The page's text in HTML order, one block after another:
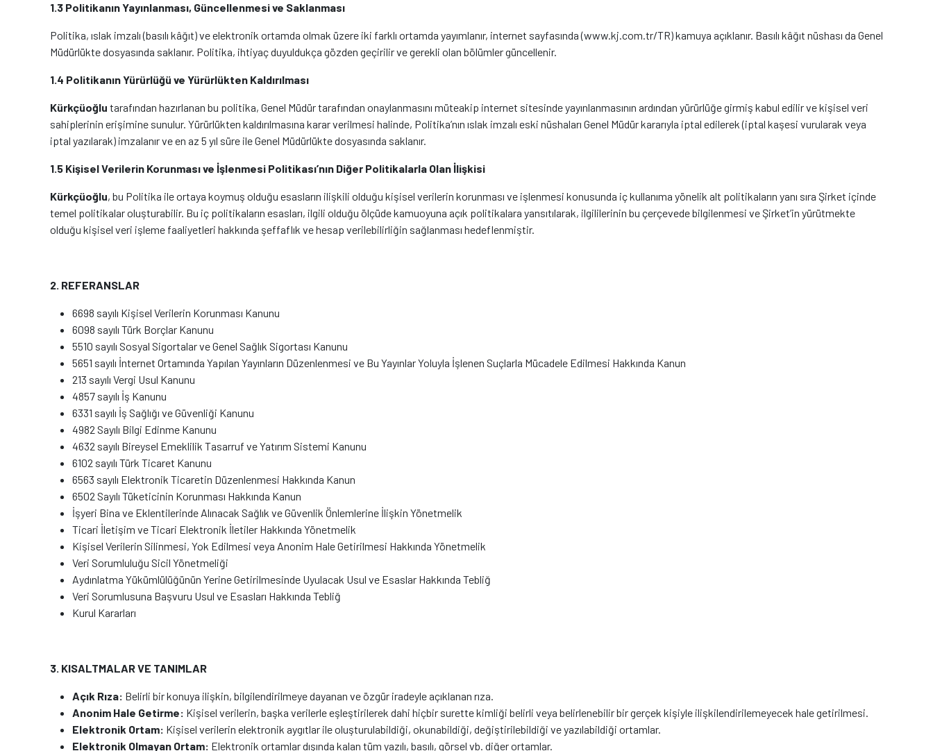
1.3 Politikanın Yayınlanması, Güncellenmesi ve Saklanması
Politika, ıslak imzalı (basılı kâğıt) ve elektronik ortamda olmak üzere iki farklı ortamda yayımlanır, internet sayfasında (www.kj.com.tr/TR) kamuya açıklanır. Basılı kâğıt nüshası da Genel
Müdürlükte dosyasında saklanır. Politika, ihtiyaç duyuldukça gözden geçirilir ve gerekli olan bölümler güncellenir.
1.4 Politikanın Yürürlüğü ve Yürürlükten Kaldırılması
Kürkçüoğlu tarafından hazırlanan bu politika, Genel Müdür tarafından onaylanmasını müteakip internet sitesinde yayınlanmasının ardından yürürlüğe girmiş kabul edilir ve kişisel veri
sahiplerinin erişimine sunulur. Yürürlükten kaldırılmasına karar verilmesi halinde, Politika’nın ıslak imzalı eski nüshaları Genel Müdür kararıyla iptal edilerek (iptal kaşesi vurularak veya
iptal yazılarak) imzalanır ve en az 5 yıl süre ile Genel Müdürlükte dosyasında saklanır.
1.5 Kişisel Verilerin Korunması ve İşlenmesi Politikası’nın Diğer Politikalarla Olan İlişkisi
Kürkçüoğlu, bu Politika ile ortaya koymuş olduğu esasların ilişkili olduğu kişisel verilerin korunması ve işlenmesi konusunda iç kullanıma yönelik alt politikaların yanı sıra Şirket içinde
temel politikalar oluşturabilir. Bu iç politikaların esasları, ilgili olduğu ölçüde kamuoyuna açık politikalara yansıtılarak, ilgililerinin bu çerçevede bilgilenmesi ve Şirket’in yürütmekte
olduğu kişisel veri işleme faaliyetleri hakkında şeffaflık ve hesap verilebilirliğin sağlanması hedeflenmiştir.
2. REFERANSLAR
6698 sayılı Kişisel Verilerin Korunması Kanunu
6098 sayılı Türk Borçlar Kanunu
5510 sayılı Sosyal Sigortalar ve Genel Sağlık Sigortası Kanunu
5651 sayılı İnternet Ortamında Yapılan Yayınların Düzenlenmesi ve Bu Yayınlar Yoluyla İşlenen Suçlarla Mücadele Edilmesi Hakkında Kanun
213 sayılı Vergi Usul Kanunu
4857 sayılı İş Kanunu
6331 sayılı İş Sağlığı ve Güvenliği Kanunu
4982 Sayılı Bilgi Edinme Kanunu
4632 sayılı Bireysel Emeklilik Tasarruf ve Yatırım Sistemi Kanunu
6102 sayılı Türk Ticaret Kanunu
6563 sayılı Elektronik Ticaretin Düzenlenmesi Hakkında Kanun
6502 Sayılı Tüketicinin Korunması Hakkında Kanun
İşyeri Bina ve Eklentilerinde Alınacak Sağlık ve Güvenlik Önlemlerine İlişkin Yönetmelik
Ticari İletişim ve Ticari Elektronik İletiler Hakkında Yönetmelik
Kişisel Verilerin Silinmesi, Yok Edilmesi veya Anonim Hale Getirilmesi Hakkında Yönetmelik
Veri Sorumluluğu Sicil Yönetmeliği
Aydınlatma Yükümlülüğünün Yerine Getirilmesinde Uyulacak Usul ve Esaslar Hakkında Tebliğ
Veri Sorumlusuna Başvuru Usul ve Esasları Hakkında Tebliğ
Kurul Kararları
3. KISALTMALAR VE TANIMLAR
Açık Rıza: Belirli bir konuya ilişkin, bilgilendirilmeye dayanan ve özgür iradeyle açıklanan rıza.
Anonim Hale Getirme: Kişisel verilerin, başka verilerle eşleştirilerek dahi hiçbir surette kimliği belirli veya belirlenebilir bir gerçek kişiyle ilişkilendirilemeyecek hale getirilmesi.
Elektronik Ortam: Kişisel verilerin elektronik aygıtlar ile oluşturulabildiği, okunabildiği, değiştirilebildiği ve yazılabildiği ortamlar.
Elektronik Olmayan Ortam: Elektronik ortamlar dışında kalan tüm yazılı, basılı, görsel vb. diğer ortamlar.